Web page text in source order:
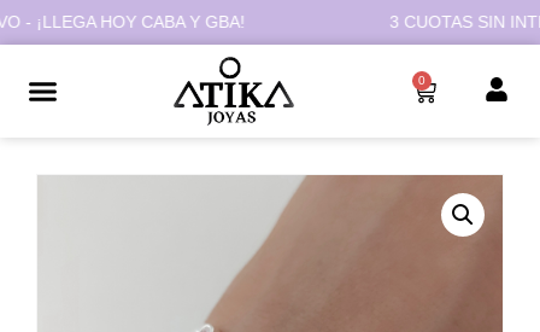
HOY CABA Y GBA! 3 CUOTAS SIN
0